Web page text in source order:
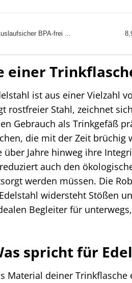
BPA-frei ...
ist aus einer Vielzahl
rostfreier Stahl, zeichnet
Gebrauch als Trinkgefäß
die mit der Zeit brüchig
Jahre hinweg ihre
auch den
werden müssen. Die
widersteht Stößen
Begleiter für
spricht für
Material deiner Trinkflasche